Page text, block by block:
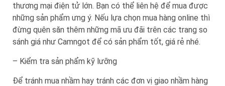
thương mại điện tử lớn. Bạn có thể liên hệ để mua được
những sản phẩm ưng ý. Nếu lựa chọn mua hàng online thì
đừng quên săn thêm những mã ưu đãi trên các trang so
sánh giá như Camngot để có sản phẩm tốt, giá rẻ nhé.
– Kiểm tra sản phẩm kỹ lưỡng
Để tránh mua nhầm hay tránh các đơn vị giao nhầm hàng